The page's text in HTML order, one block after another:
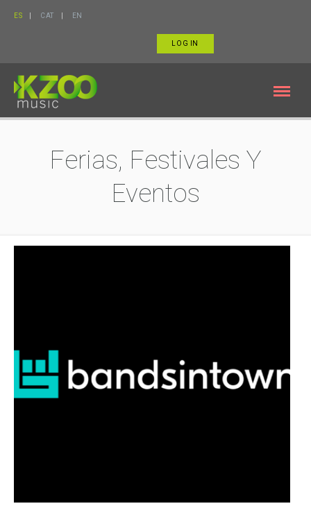
ES CAT EN
LOG IN
Ferias, Festivales Y
Eventos